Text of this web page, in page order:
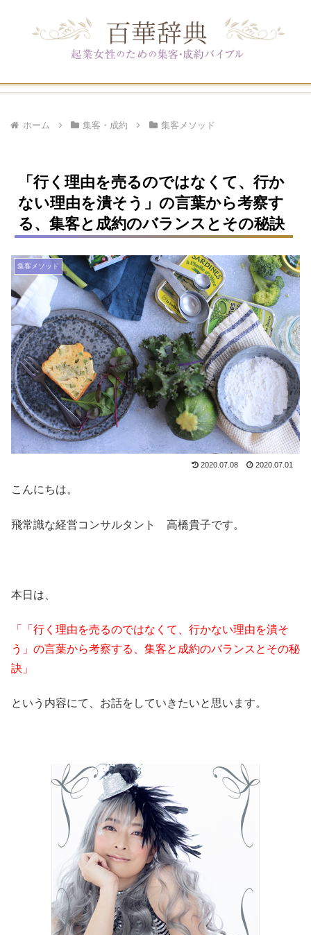
ホーム 集客・成約 集客メソッド
「行く理由を売るのではなくて、行か
ない理由を潰そう」の言葉から考察す
る、集客と成約のバランスとその秘訣
集客メソッド
2020.07.08 2020.07.01
こんにちは。
飛常識な経営コンサルタント 高橋貴子です。
本日は、
「「行く理由を売るのではなくて、行かない理由を潰そ
う」の言葉から考察する、集客と成約のバランスとその秘
訣」
という内容にて、お話をしていきたいと思います。